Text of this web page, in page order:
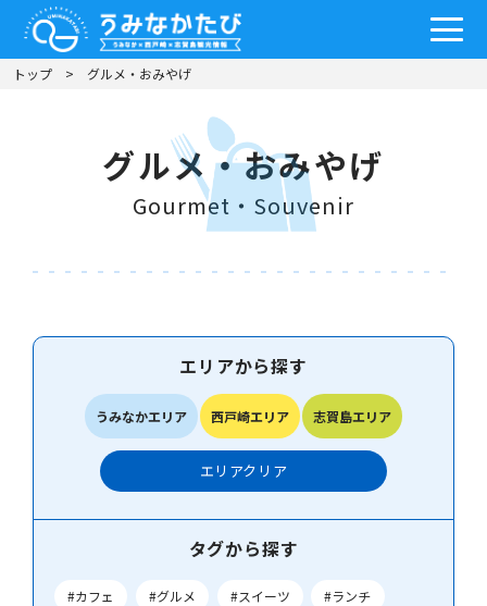
トップ グルメ・おみやげ
グルメ・おみやげ
Gourmet・Souvenir
エリアから探す
うみなかエリア 西戸崎エリア 志賀島エリア
エリアクリア
タグから探す
#カフェ #グルメ #スイーツ #ランチ